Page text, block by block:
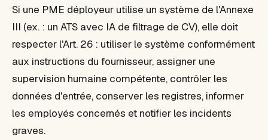
Si une PME déployeur utilise un système de l'Annexe
III (ex. : un ATS avec IA de filtrage de CV), elle doit
respecter l'Art. 26 : utiliser le système conformément
aux instructions du fournisseur, assigner une
supervision humaine compétente, contrôler les
données d'entrée, conserver les registres, informer
les employés concernés et notifier les incidents
graves.